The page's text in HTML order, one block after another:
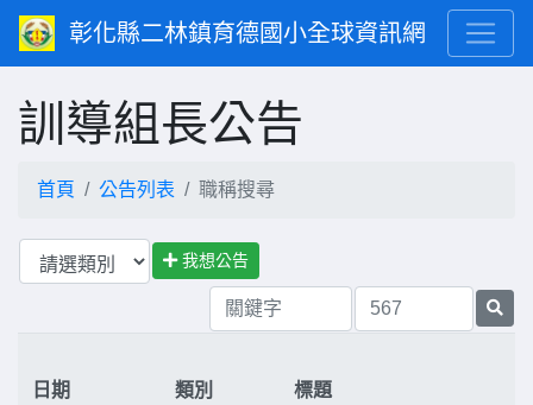
彰化縣二林鎮育德國小全球資訊網
訓導組長公告
首頁 公告列表 職稱搜尋
我想公告
日期 類別 標題